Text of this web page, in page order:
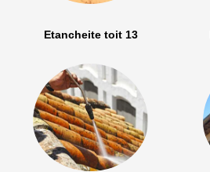
Etancheite toit 13